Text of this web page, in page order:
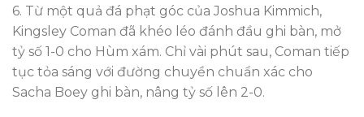
6. Từ một quả đá phạt góc của Joshua Kimmich,
Kingsley Coman đã khéo léo đánh đầu ghi bàn, mở
tỷ số 1-0 cho Hùm xám. Chỉ vài phút sau, Coman tiếp
tục tỏa sáng với đường chuyền chuẩn xác cho
Sacha Boey ghi bàn, nâng tỷ số lên 2-0.